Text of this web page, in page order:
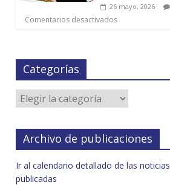
26 mayo, 2026
Comentarios desactivados
Categorías
Archivo de publicaciones
Ir al calendario detallado de las noticias
publicadas